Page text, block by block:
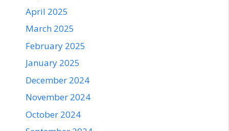
April 2025
March 2025
February 2025
January 2025
December 2024
November 2024
October 2024